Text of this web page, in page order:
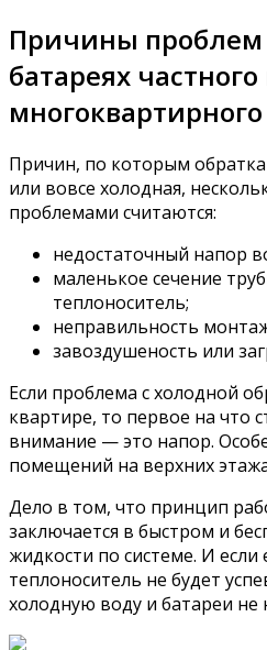
Причины проблем
батареях
Причин, по которым
или вовсе холодная,
проблемами считаются:
недостаточный напор
маленькое сечение
теплоноситель;
неправильность
завоздушеность или
Если проблема с холодной
квартире, то первое на что
внимание — это напор.
помещений на верхних
Дело в том, что принцип
заключается в быстром и
жидкости по системе. И если
теплоноситель не будет
холодную воду и батареи не